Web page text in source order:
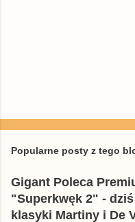
Popularne posty z tego
Gigant Poleca
"Superkwęk 2" -
klasyki Martiny i De